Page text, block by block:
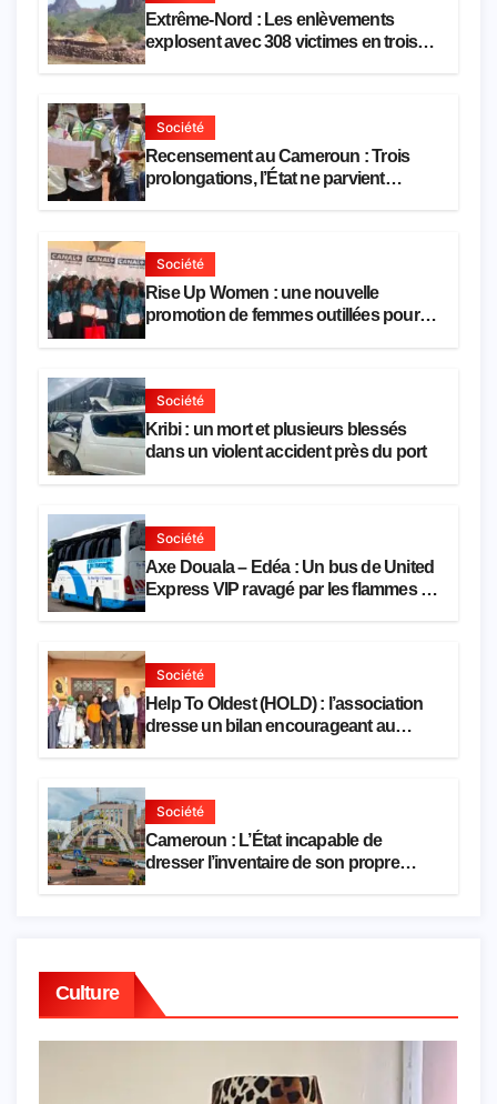
Extrême-Nord : Les enlèvements
explosent avec 308 victimes en trois
Société
Recensement au Cameroun : Trois
prolongations, l’État ne parvient
Société
Rise Up Women : une nouvelle
promotion de femmes outillées pour
Société
Kribi : un mort et plusieurs blessés
dans un violent accident près du port
Société
Axe Douala – Edéa : Un bus de United
Express VIP ravagé par les flammes à
Société
Help To Oldest (HOLD) : l’association
dresse un bilan encourageant au
Société
Cameroun : L’État incapable de
dresser l’inventaire de son propre
Culture